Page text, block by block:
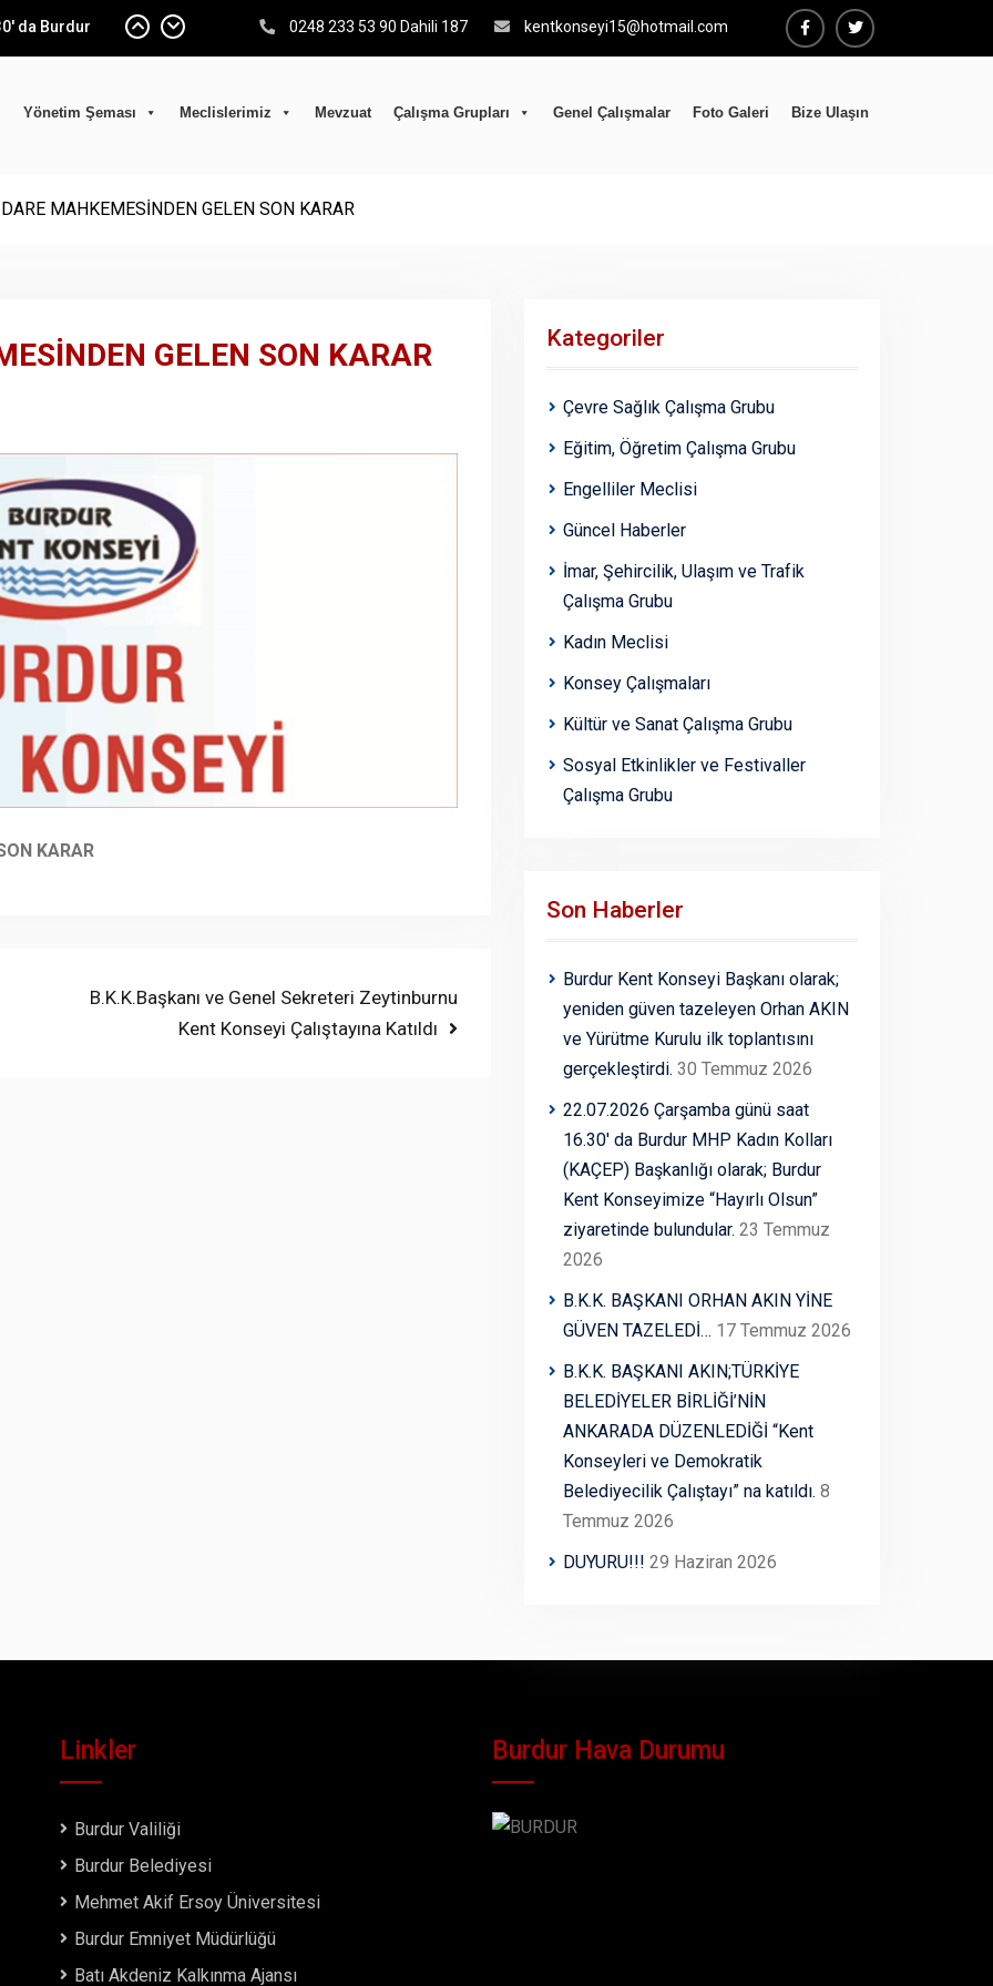
da Burdur
TAZELEDİ…
Çalıştayı” na
0248 233 53 90 Dahili 187 kentkonseyi15@hotmail.com
FacebookTwiter
Yönetim Şeması Meclislerimiz Mevzuat Çalışma Grupları Genel Çalışmalar Foto Galeri Bize Ulaşın
MAHKEMESİNDEN GELEN SON KARAR
GELEN SON KARAR
KARAR
Next
B.K.K.Başkanı ve Genel Sekreteri Zeytinburnu
Kent Konseyi Çalıştayına Katıldı
Kategoriler
Çevre Sağlık Çalışma Grubu
Eğitim, Öğretim Çalışma Grubu
Engelliler Meclisi
Güncel Haberler
İmar, Şehircilik, Ulaşım ve Trafik
Çalışma Grubu
Kadın Meclisi
Konsey Çalışmaları
Kültür ve Sanat Çalışma Grubu
Sosyal Etkinlikler ve Festivaller
Çalışma Grubu
Son Haberler
Burdur Kent Konseyi Başkanı olarak;
yeniden güven tazeleyen Orhan AKIN
ve Yürütme Kurulu ilk toplantısını
gerçekleştirdi. 30 Temmuz 2026
22.07.2026 Çarşamba günü saat
16.30′ da Burdur MHP Kadın Kolları
(KAÇEP) Başkanlığı olarak; Burdur
Kent Konseyimize “Hayırlı Olsun”
ziyaretinde bulundular. 23 Temmuz
2026
B.K.K. BAŞKANI ORHAN AKIN YİNE
GÜVEN TAZELEDİ… 17 Temmuz 2026
B.K.K. BAŞKANI AKIN;TÜRKİYE
BELEDİYELER BİRLİĞİ’NİN
ANKARADA DÜZENLEDİĞİ “Kent
Konseyleri ve Demokratik
Belediyecilik Çalıştayı” na katıldı. 8
Temmuz 2026
DUYURU!!! 29 Haziran 2026
Linkler
Burdur Valiliği
Burdur Belediyesi
Mehmet Akif Ersoy Üniversitesi
Burdur Emniyet Müdürlüğü
Batı Akdeniz Kalkınma Ajansı
Burdur Hava Durumu